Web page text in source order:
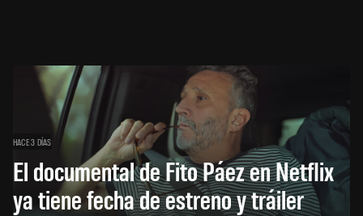
HACE 3 DÍAS
El documental de Fito Páez en Netflix
ya tiene fecha de estreno y tráiler